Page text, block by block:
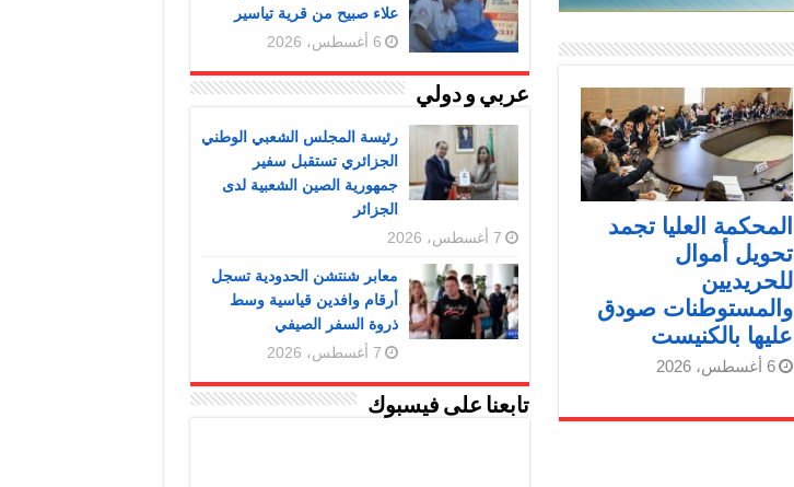
المحكمة العليا تجمد
تحويل أموال
للحريديين
والمستوطنات صودق
عليها بالكنيست
6 أغسطس، 2026
علاء صبيح من قرية تياسير
6 أغسطس، 2026
عربي و دولي
رئيسة المجلس الشعبي الوطني
الجزائري تستقبل سفير
جمهورية الصين الشعبية لدى
الجزائر
7 أغسطس، 2026
معابر شنتشن الحدودية تسجل
أرقام وافدين قياسية وسط
ذروة السفر الصيفي
7 أغسطس، 2026
تابعنا على فيسبوك